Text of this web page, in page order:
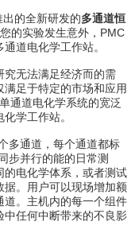
的全新研发的多通道恒
的实验发生意外，PMC
道电化学工作站。
究无法满足经济而的需
足于特定的市场和应用
通道电化学系统的宽泛
学工作站。
多通道，每个通道都标
步并行的能的日常测
的电化学体系，或者测试
据。用户可以现场增加额
道。主机内的每一个组件
中任何中断带来的不良影